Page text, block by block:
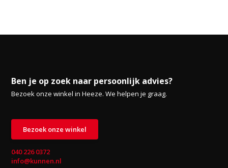
Ben je op zoek naar persoonlijk advies?
Bezoek onze winkel in Heeze. We helpen je graag.
Bezoek onze winkel
040 226 0372
info@kunnen.nl